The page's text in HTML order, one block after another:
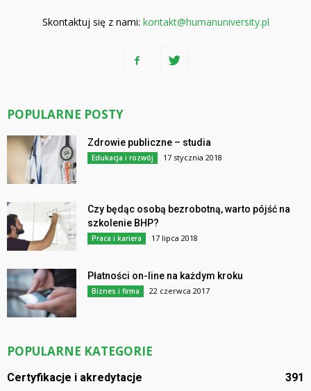
Skontaktuj się z nami: kontakt@humanuniversity.pl
POPULARNE POSTY
Zdrowie publiczne – studia
Edukacja i rozwój 17 stycznia 2018
Czy będąc osobą bezrobotną, warto pójść na
szkolenie BHP?
Praca i kariera 17 lipca 2018
Płatności on-line na każdym kroku
Biznes i firma 22 czerwca 2017
POPULARNE KATEGORIE
Certyfikacje i akredytacje 391